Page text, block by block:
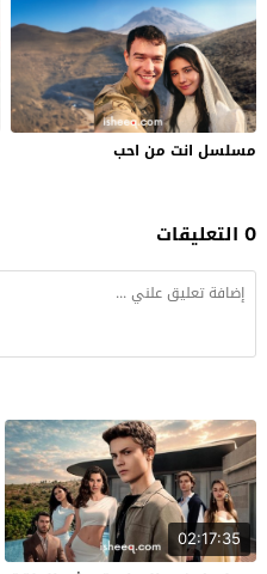
مسلسل انت من احب
0 التعليقات
02:17:35